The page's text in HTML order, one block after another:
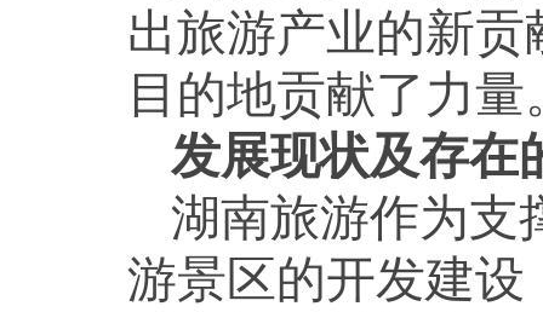
出旅游产业的新
目的地贡献了力量
发展现状及存在
湖南旅游作为支
游景区的开发建